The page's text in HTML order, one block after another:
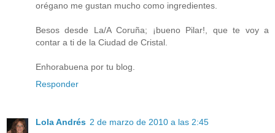
orégano me gustan mucho como ingredientes.
Besos desde La/A Coruña; ¡bueno Pilar!, que te voy a
contar a ti de la Ciudad de Cristal.
Enhorabuena por tu blog.
Responder
Lola Andrés 2 de marzo de 2010 a las 2:45